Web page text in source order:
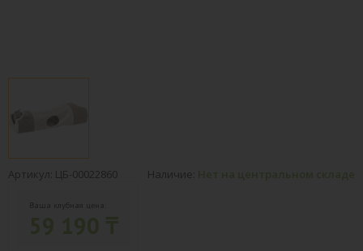
Артикул: ЦБ-00022860 Наличие: Нет на центральном складе
Ваша клубная цена: